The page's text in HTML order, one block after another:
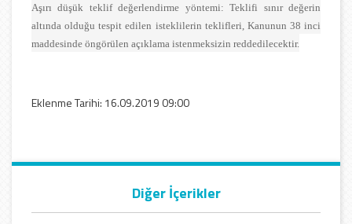
Aşırı düşük teklif değerlendirme yöntemi: Teklifi sınır değerin
altında olduğu tespit edilen isteklilerin teklifleri, Kanunun 38 inci
maddesinde öngörülen açıklama istenmeksizin reddedilecektir.
Eklenme Tarihi: 16.09.2019 09:00
Diğer İçerikler